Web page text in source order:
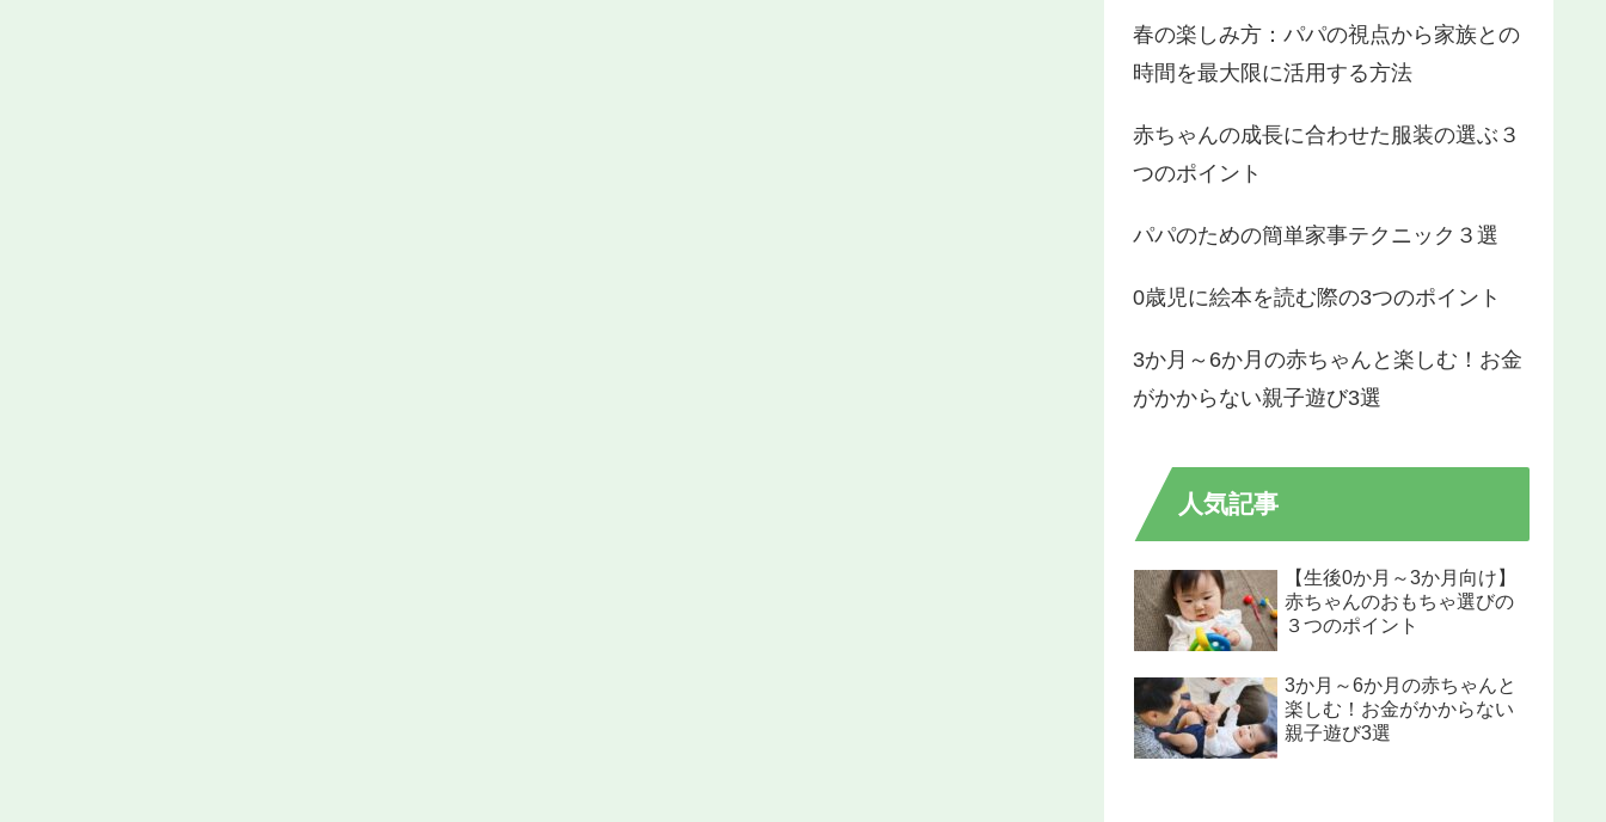
春の楽しみ方：パパの視点から家族との
時間を最大限に活用する方法
赤ちゃんの成長に合わせた服装の選ぶ３
つのポイント
パパのための簡単家事テクニック３選
0歳児に絵本を読む際の3つのポイント
3か月～6か月の赤ちゃんと楽しむ！お金
がかからない親子遊び3選
人気記事
【生後0か月～3か月向け】​​
赤ちゃんのおもちゃ選びの
３つのポイント
3か月～6か月の赤ちゃんと
楽しむ！お金がかからない
親子遊び3選